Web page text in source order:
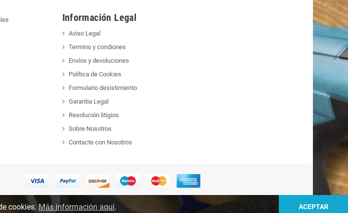
Información Legal
Aviso Legal
Termino y condiones
Envíos y devoluciones
Política de Cookies
Formulario desistimiento
Garantia Legal
Resolución litigios
Sobre Nosotros
Contacte con Nosotros
cookies.Más información aquí. ACEPTAR